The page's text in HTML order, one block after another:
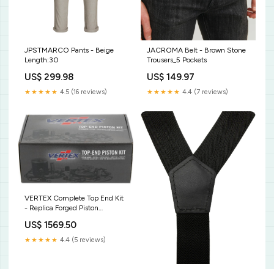
JPSTMARCO Pants - Beige
Length:30
US$ 299.98
★★★★★ 4.5 (16 reviews)
JACROMA Belt - Brown Stone
Trousers_5 Pockets
US$ 149.97
★★★★★ 4.4 (7 reviews)
VERTEX Complete Top End Kit
- Replica Forged Piston
50-sm-drd-50-2004-
esi8690874
US$ 1569.50
★★★★★ 4.4 (5 reviews)